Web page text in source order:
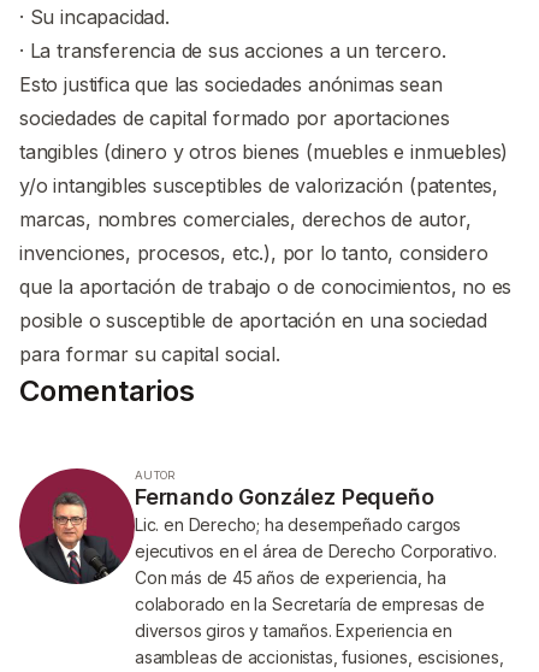
· Su incapacidad.
· La transferencia de sus acciones a un tercero.
Esto justifica que las sociedades anónimas sean
sociedades de capital formado por aportaciones
tangibles (dinero y otros bienes (muebles e inmuebles)
y/o intangibles susceptibles de valorización (patentes,
marcas, nombres comerciales, derechos de autor,
invenciones, procesos, etc.), por lo tanto, considero
que la aportación de trabajo o de conocimientos, no es
posible o susceptible de aportación en una sociedad
para formar su capital social.
Comentarios
AUTOR
Fernando González Pequeño
Lic. en Derecho; ha desempeñado cargos
ejecutivos en el área de Derecho Corporativo.
Con más de 45 años de experiencia, ha
colaborado en la Secretaría de empresas de
diversos giros y tamaños. Experiencia en
asambleas de accionistas, fusiones, escisiones,